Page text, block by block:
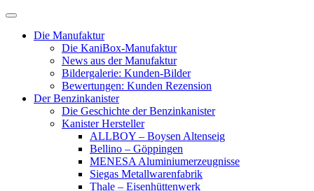
Skip
contentDie Manufaktur
Die KaniBox-Manufaktur
News aus der Manufaktur
Bildergalerie: Kunden-Bilder
Bewertungen: Kunden Rezension
Der Benzinkanister
Die Geschichte der Benzinkanister
Kanister Hersteller
ALLBOY – Boysen Altenseig
Bellino – Göppingen
MENESA Aluminiumerzeugnisse
Siegas Metallwarenfabrik
Thale – Eisenhüttenwerk